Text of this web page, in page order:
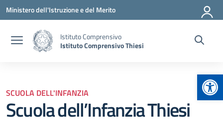
Vai ai contenuti
Vai al menu di navigazione
Vai al footer
Ministero dell'Istruzione e del Merito
Istituto Comprensivo
Istituto Comprensivo Thiesi
SCUOLA DELL'INFANZIA
Scuola dell’Infanzia Thiesi